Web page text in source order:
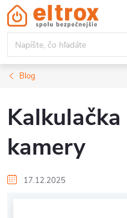
Prejsť
na
obsah
Blog
kamery
17.12.2025